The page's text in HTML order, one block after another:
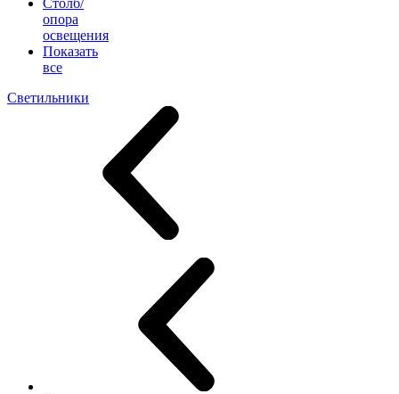
Столб/
опора
освещения
Показать
все
Светильники